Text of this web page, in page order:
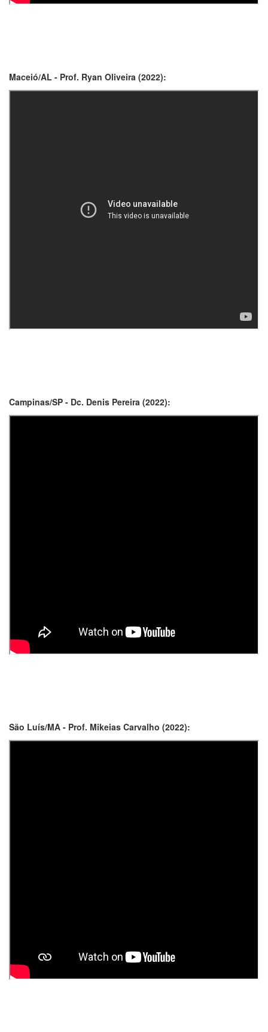
Maceió/AL - Prof. Ryan Oliveira (2022):
Campinas/SP - Dc. Denis Pereira (2022):
São Luís/MA - Prof. Mikeias Carvalho (2022):